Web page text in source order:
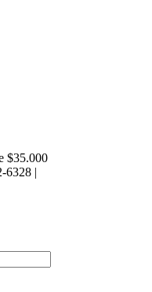
$35.000
6328 |